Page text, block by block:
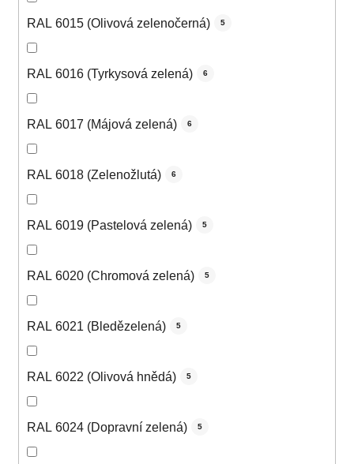
RAL 6015 (Olivová zelenočerná) 5
RAL 6016 (Tyrkysová zelená) 6
RAL 6017 (Májová zelená) 6
RAL 6018 (Zelenožlutá) 6
RAL 6019 (Pastelová zelená) 5
RAL 6020 (Chromová zelená) 5
RAL 6021 (Bledězelená) 5
RAL 6022 (Olivová hnědá) 5
RAL 6024 (Dopravní zelená) 5